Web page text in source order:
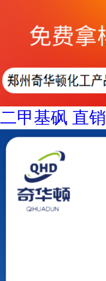
二甲基砜 直销